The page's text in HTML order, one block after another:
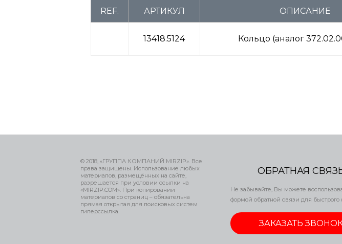
REF. АРТИКУЛ ОПИСАНИЕ
13418.5124 Кольцо (аналог
© 2018, «ГРУППА КОМПАНИЙ MIRZIP». Все
права защищены. Использование любых
материалов, размещённых на сайте,
разрешается при условии ссылки на
«MIRZIP.COM». При копировании
материалов со страниц – обязательна
прямая открытая для поисковых систем
гиперссылка.
ОБРАТНАЯ
Не забывайте, Вы можете
формой обратной связи для быстрого
ЗАКАЗАТЬ